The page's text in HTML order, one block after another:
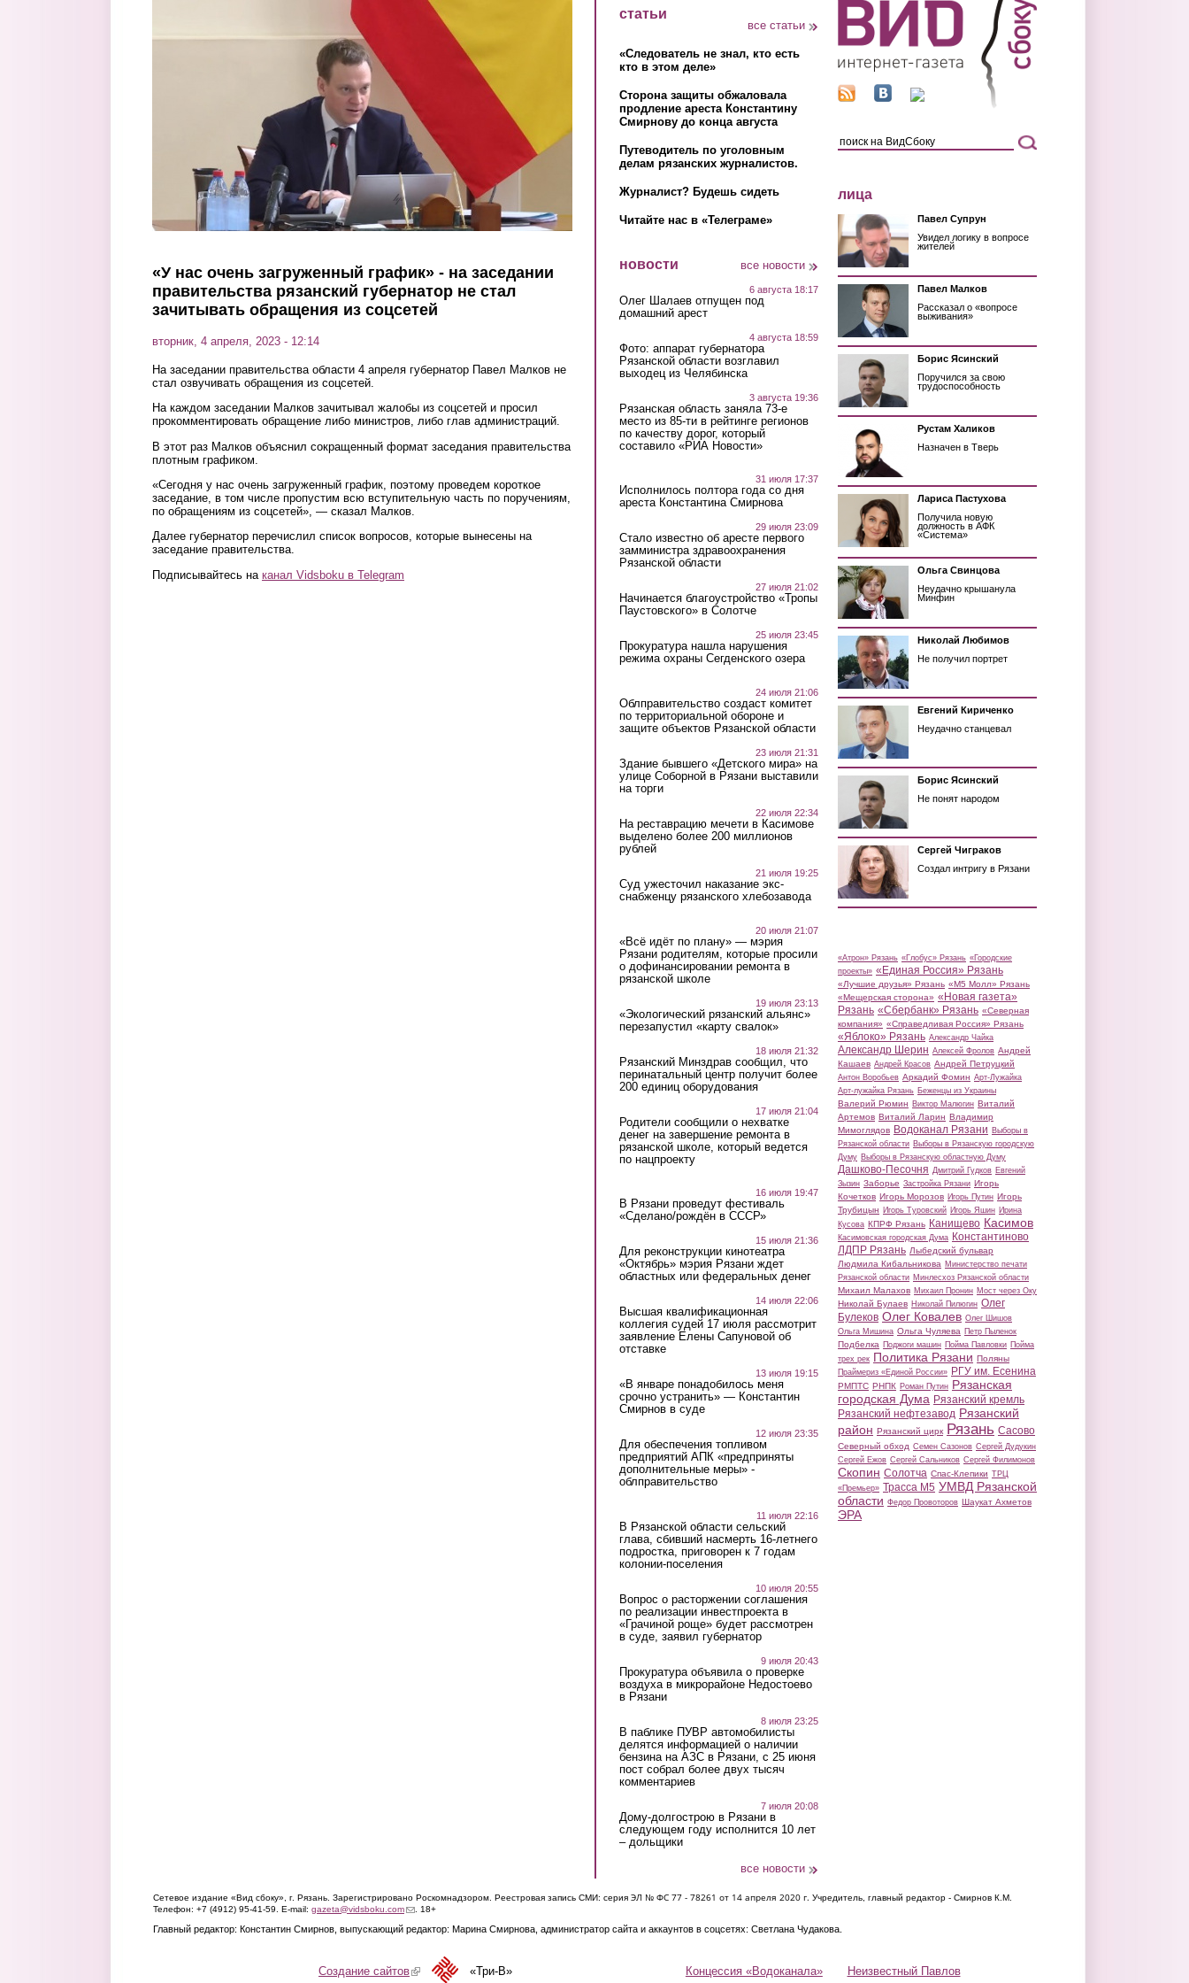
«У нас очень загруженный график» - на заседании
правительства рязанский губернатор не стал
зачитывать обращения из соцсетей
вторник, 4 апреля, 2023 - 12:14
На заседании правительства области 4 апреля губернатор Павел Малков не
стал озвучивать обращения из соцсетей.
На каждом заседании Малков зачитывал жалобы из соцсетей и просил
прокомментировать обращение либо министров, либо глав администраций.
В этот раз Малков объяснил сокращенный формат заседания правительства
плотным графиком.
«Сегодня у нас очень загруженный график, поэтому проведем короткое
заседание, в том числе пропустим всю вступительную часть по поручениям,
по обращениям из соцсетей», — сказал Малков.
Далее губернатор перечислил список вопросов, которые вынесены на
заседание правительства.
Подписывайтесь на канал Vidsboku в Telegram
статьи
все статьи
«Следователь не знал, кто есть
кто в этом деле»
Сторона защиты обжаловала
продление ареста Константину
Смирнову до конца августа
Путеводитель по уголовным
делам рязанских журналистов.
Журналист? Будешь сидеть
Читайте нас в «Телеграме»
новости все новости
6 августа 18:17
Олег Шалаев отпущен под
домашний арест
4 августа 18:59
Фото: аппарат губернатора
Рязанской области возглавил
выходец из Челябинска
3 августа 19:36
Рязанская область заняла 73-е
место из 85-ти в рейтинге регионов
по качеству дорог, который
составило «РИА Новости»
31 июля 17:37
Исполнилось полтора года со дня
ареста Константина Смирнова
29 июля 23:09
Стало известно об аресте первого
замминистра здравоохранения
Рязанской области
27 июля 21:02
Начинается благоустройство «Тропы
Паустовского» в Солотче
25 июля 23:45
Прокуратура нашла нарушения
режима охраны Сегденского озера
24 июля 21:06
Облправительство создаст комитет
по территориальной обороне и
защите объектов Рязанской области
23 июля 21:31
Здание бывшего «Детского мира» на
улице Соборной в Рязани выставили
на торги
22 июля 22:34
На реставрацию мечети в Касимове
выделено более 200 миллионов
рублей
21 июля 19:25
Суд ужесточил наказание экс-
снабженцу рязанского хлебозавода
20 июля 21:07
«Всё идёт по плану» — мэрия
Рязани родителям, которые просили
о дофинансировании ремонта в
рязанской школе
19 июля 23:13
«Экологический рязанский альянс»
перезапустил «карту свалок»
18 июля 21:32
Рязанский Минздрав сообщил, что
перинатальный центр получит более
200 единиц оборудования
17 июля 21:04
Родители сообщили о нехватке
денег на завершение ремонта в
рязанской школе, который ведется
по нацпроекту
16 июля 19:47
В Рязани проведут фестиваль
«Сделано/рождён в СССР»
15 июля 21:36
Для реконструкции кинотеатра
«Октябрь» мэрия Рязани ждет
областных или федеральных денег
14 июля 22:06
Высшая квалификационная
коллегия судей 17 июля рассмотрит
заявление Елены Сапуновой об
отставке
13 июля 19:15
«В январе понадобилось меня
срочно устранить» — Константин
Смирнов в суде
12 июля 23:35
Для обеспечения топливом
предприятий АПК «предприняты
дополнительные меры» -
облправительство
11 июля 22:16
В Рязанской области сельский
глава, сбивший насмерть 16-летнего
подростка, приговорен к 7 годам
колонии-поселения
10 июля 20:55
Вопрос о расторжении соглашения
по реализации инвестпроекта в
«Грачиной роще» будет рассмотрен
в суде, заявил губернатор
9 июля 20:43
Прокуратура объявила о проверке
воздуха в микрорайоне Недостоево
в Рязани
8 июля 23:25
В паблике ПУВР автомобилисты
делятся информацией о наличии
бензина на АЗС в Рязани, с 25 июня
пост собрал более двух тысяч
комментариев
7 июля 20:08
Дому-долгострою в Рязани в
следующем году исполнится 10 лет
– дольщики
все новости
лица
Павел Супрун
Увидел логику в вопросе
жителей
Павел Малков
Рассказал о «вопросе
выживания»
Борис Ясинский
Поручился за свою
трудоспособность
Рустам Халиков
Назначен в Тверь
Лариса Пастухова
Получила новую
должность в АФК
«Система»
Ольга Свинцова
Неудачно крышанула
Минфин
Николай Любимов
Не получил портрет
Евгений Кириченко
Неудачно станцевал
Борис Ясинский
Не понят народом
Сергей Чиграков
Создал интригу в Рязани
«Атрон» Рязань «Глобус» Рязань «Городские
проекты» «Единая Россия» Рязань
«Лучшие друзья» Рязань «М5 Молл» Рязань
«Мещерская сторона» «Новая газета»
Рязань «Сбербанк» Рязань «Северная
компания» «Справедливая Россия» Рязань
«Яблоко» Рязань Александр Чайка
Александр Шерин Алексей Фролов Андрей
Кашаев Андрей Красов Андрей Петруцкий
Антон Воробьев Аркадий Фомин Арт-Лужайка
Арт-лужайка Рязань Беженцы из Украины
Валерий Рюмин Виктор Малюгин Виталий
Артемов Виталий Ларин Владимир
Мимоглядов Водоканал Рязани Выборы в
Рязанской области Выборы в Рязанскую городскую
Думу Выборы в Рязанскую областную Думу
Дашково-Песочня Дмитрий Гудков Евгений
Зызин Заборье Застройка Рязани Игорь
Кочетков Игорь Морозов Игорь Путин Игорь
Трубицын Игорь Туровский Игорь Яшин Ирина
Кусова КПРФ Рязань Канищево Касимов
Касимовская городская Дума Константиново
ЛДПР Рязань Лыбедский бульвар
Людмила Кибальникова Министерство печати
Рязанской области Минлесхоз Рязанской области
Михаил Малахов Михаил Пронин Мост через Оку
Николай Булаев Николай Пилюгин Олег
Булеков Олег Ковалев Олег Шишов
Ольга Мишина Ольга Чуляева Петр Пыленок
Подбелка Поджоги машин Пойма Павловки Пойма
трех рек Политика Рязани Поляны
Праймериз «Единой России» РГУ им. Есенина
РМПТС РНПК Роман Путин Рязанская
городская Дума Рязанский кремль
Рязанский нефтезавод Рязанский
район Рязанский цирк Рязань Сасово
Северный обход Семен Сазонов Сергей Дудукин
Сергей Ежов Сергей Сальников Сергей Филимонов
Скопин Солотча Спас-Клепики ТРЦ
«Премьер» Трасса М5 УМВД Рязанской
области Федор Провоторов Шаукат Ахметов
ЭРА
Сетевое издание «Вид сбоку», г. Рязань. Зарегистрировано Роскомнадзором. Реестровая запись СМИ: серия ЭЛ № ФС 77 - 78261 от 14 апреля 2020 г. Учредитель, главный редактор - Смирнов К.М.
Телефон: +7 (4912) 95-41-59. E-mail: gazeta@vidsboku.com(link sends e-mail)
. 18+
Главный редактор: Константин Смирнов, выпускающий редактор: Марина Смирнова, администратор сайта и аккаунтов в соцсетях: Светлана Чудакова.
Концессия «Водоканала» Неизвестный Павлов
Создание сайтов(link is external)«Три-В»